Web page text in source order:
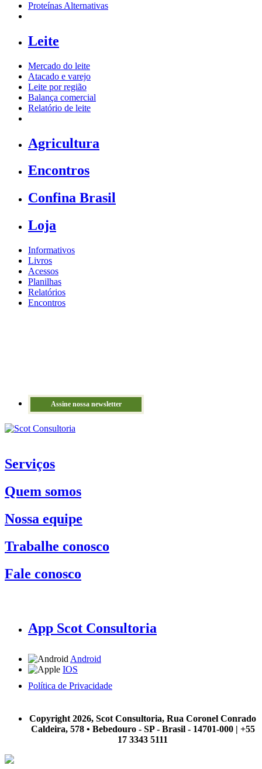
Proteínas Alternativas
Leite
Mercado do leite
Atacado e varejo
Leite por região
Balança comercial
Relatório de leite
Agricultura
Encontros
Confina Brasil
Loja
Informativos
Livros
Acessos
Planilhas
Relatórios
Encontros
Assine nossa newsletter
Serviços
Quem somos
Nossa equipe
Trabalhe conosco
Fale conosco
App Scot Consultoria
Android
IOS
Política de Privacidade
Copyright 2026, Scot Consultoria, Rua Coronel Conrado
Caldeira, 578 • Bebedouro - SP - Brasil - 14701-000 | +55
17 3343 5111